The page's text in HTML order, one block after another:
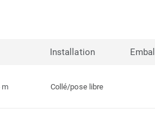
Installation
m Collé/pose libre